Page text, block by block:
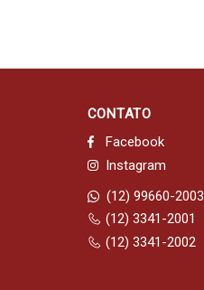
CONTATO
Facebook
Instagram
(12) 99660-2003
(12) 3341-2001
(12) 3341-2002